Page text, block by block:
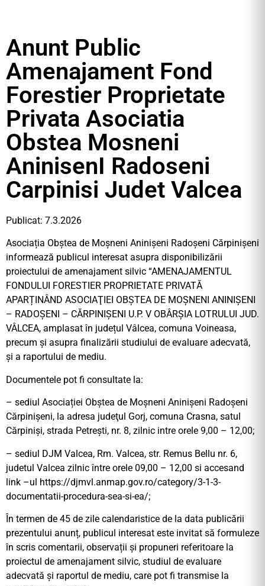
Anunt Public
Amenajament Fond
Forestier Proprietate
Privata Asociatia
Obstea Mosneni
AninisenI Radoseni
Carpinisi Judet Valcea
Publicat: 7.3.2026
Asociația Obștea de Moșneni Aninișeni Radoșeni Cărpinișeni
informează publicul interesat asupra disponibilizării
proiectului de amenajament silvic “AMENAJAMENTUL
FONDULUI FORESTIER PROPRIETATE PRIVATĂ
APARȚINÂND ASOCIAŢIEI OBŞTEA DE MOŞNENI ANINIŞENI
– RADOŞENI – CĂRPINIŞENI U.P. V OBÂRȘIA LOTRULUI JUD.
VÂLCEA, amplasat în județul Vâlcea, comuna Voineasa,
precum și asupra finalizării studiului de evaluare adecvată,
și a raportului de mediu.
Documentele pot fi consultate la:
– sediul Asociației Obștea de Moșneni Aninișeni Radoșeni
Cărpinișeni, la adresa judeţul Gorj, comuna Crasna, satul
Cărpiniși, strada Petrești, nr. 8, zilnic intre orele 9,00 – 12,00;
– sediul DJM Valcea, Rm. Valcea, str. Remus Bellu nr. 6,
judetul Valcea zilnic între orele 09,00 – 12,00 si accesand
link –ul https://djmvl.anmap.gov.ro/category/3-1-3-
documentatii-procedura-sea-si-ea/;
În termen de 45 de zile calendaristice de la data publicării
prezentului anunț, publicul interesat este invitat să formuleze
în scris comentarii, observații și propuneri referitoare la
proiectul de amenajament silvic, studiul de evaluare
adecvată și raportul de mediu, care pot fi transmise la